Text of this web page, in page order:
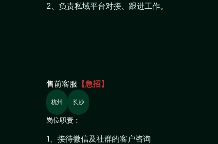
2、负责私域平台对接、跟进工作。
售前客服 【急招】
杭州 长沙
岗位职责：
1、接待微信及社群的客户咨询